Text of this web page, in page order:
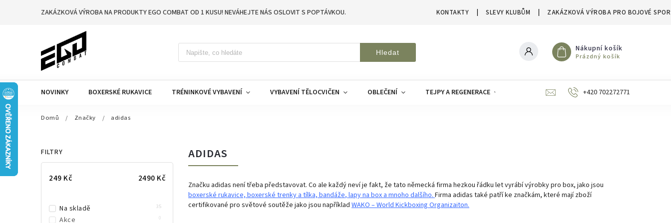
ZAKÁZKOVÁ VÝROBA NA PRODUKTY EGO COMBAT OD 1 KUSU! NEVÁHEJTE NÁS OSLOVIT S POPTÁVKOU. KONTAKTY SLEVY KLUBŮM ZAKÁZKOVÁ VÝROBA PRO BOJOVÉ
Hledat Nákupní košík
Prázdný košík
NOVINKY BOXERSKÉ RUKAVICE TRÉNINKOVÉ VYBAVENÍ VYBAVENÍ TĚLOCVIČEN OBLEČENÍ TEJPY A REGENERACE SLEVY A VÝPRODEJE
+420 702272771
Domů / Značky / adidas
FILTRY
249 Kč 2490 Kč
Na skladě 35
Akce 0
ADIDAS
Značku adidas není třeba představovat. Co ale každý neví je fakt, že tato německá firma hezkou řádku let vyrábí výrobky pro box, jako jsou
boxerské rukavice, boxerské trenky a tílka, bandáže,lapy na boxamnoho dalšího.Firma adidas také patří ke značkám, které mají zboží
certifikované pro světové soutěže jako jsou například WAKO – World Kickboxing Organizaiton.